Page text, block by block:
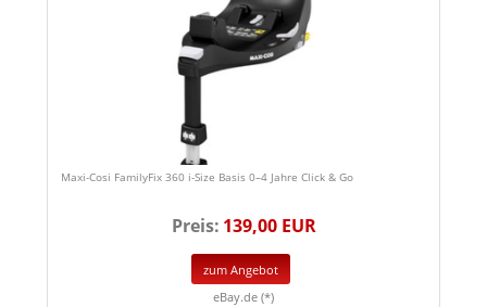
Maxi-Cosi FamilyFix 360 i-Size Basis 0–4 Jahre Click & Go
Preis: 139,00 EUR
zum Angebot
eBay.de (*)